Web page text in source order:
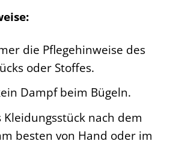
die Pflegehinweise des
oder Stoffes.
Dampf beim Bügeln.
Kleidungsstück nach dem
besten von Hand oder im